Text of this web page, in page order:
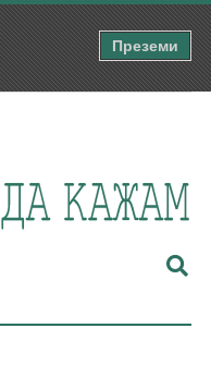
Преземи